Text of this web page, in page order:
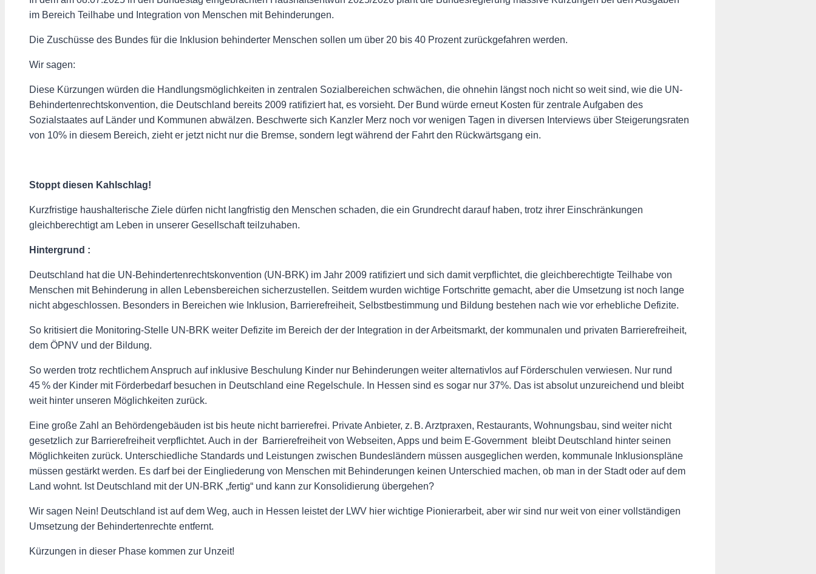
im Bereich Teilhabe und Integration von Menschen mit Behinderungen.
Die Zuschüsse des Bundes für die Inklusion behinderter Menschen sollen um über 20 bis 40 Prozent zurückgefahren werden.
Wir sagen:
Diese Kürzungen würden die Handlungsmöglichkeiten in zentralen Sozialbereichen schwächen, die ohnehin längst noch nicht so weit sind, wie die UN-
Behindertenrechtskonvention, die Deutschland bereits 2009 ratifiziert hat, es vorsieht. Der Bund würde erneut Kosten für zentrale Aufgaben des
Sozialstaates auf Länder und Kommunen abwälzen. Beschwerte sich Kanzler Merz noch vor wenigen Tagen in diversen Interviews über Steigerungsraten
von 10% in diesem Bereich, zieht er jetzt nicht nur die Bremse, sondern legt während der Fahrt den Rückwärtsgang ein.
Stoppt diesen Kahlschlag!
Kurzfristige haushalterische Ziele dürfen nicht langfristig den Menschen schaden, die ein Grundrecht darauf haben, trotz ihrer Einschränkungen
gleichberechtigt am Leben in unserer Gesellschaft teilzuhaben.
Hintergrund :
Deutschland hat die UN-Behindertenrechtskonvention (UN-BRK) im Jahr 2009 ratifiziert und sich damit verpflichtet, die gleichberechtigte Teilhabe von
Menschen mit Behinderung in allen Lebensbereichen sicherzustellen. Seitdem wurden wichtige Fortschritte gemacht, aber die Umsetzung ist noch lange
nicht abgeschlossen. Besonders in Bereichen wie Inklusion, Barrierefreiheit, Selbstbestimmung und Bildung bestehen nach wie vor erhebliche Defizite.
So kritisiert die Monitoring-Stelle UN-BRK weiter Defizite im Bereich der der Integration in der Arbeitsmarkt, der kommunalen und privaten Barrierefreiheit,
dem ÖPNV und der Bildung.
So werden trotz rechtlichem Anspruch auf inklusive Beschulung Kinder nur Behinderungen weiter alternativlos auf Förderschulen verwiesen. Nur rund
45 % der Kinder mit Förderbedarf besuchen in Deutschland eine Regelschule. In Hessen sind es sogar nur 37%. Das ist absolut unzureichend und bleibt
weit hinter unseren Möglichkeiten zurück.
Eine große Zahl an Behördengebäuden ist bis heute nicht barrierefrei. Private Anbieter, z. B. Arztpraxen, Restaurants, Wohnungsbau, sind weiter nicht
gesetzlich zur Barrierefreiheit verpflichtet. Auch in der Barrierefreiheit von Webseiten, Apps und beim E-Government bleibt Deutschland hinter seinen
Möglichkeiten zurück. Unterschiedliche Standards und Leistungen zwischen Bundesländern müssen ausgeglichen werden, kommunale Inklusionspläne
müssen gestärkt werden. Es darf bei der Eingliederung von Menschen mit Behinderungen keinen Unterschied machen, ob man in der Stadt oder auf dem
Land wohnt. Ist Deutschland mit der UN-BRK „fertig“ und kann zur Konsolidierung übergehen?
Wir sagen Nein! Deutschland ist auf dem Weg, auch in Hessen leistet der LWV hier wichtige Pionierarbeit, aber wir sind nur weit von einer vollständigen
Umsetzung der Behindertenrechte entfernt.
Kürzungen in dieser Phase kommen zur Unzeit!